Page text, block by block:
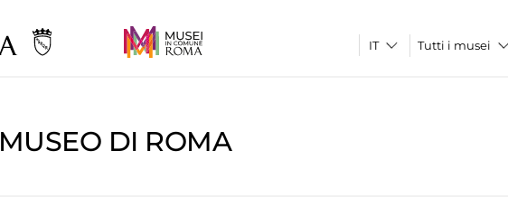
Tutti i musei
MUSEO DI ROMA